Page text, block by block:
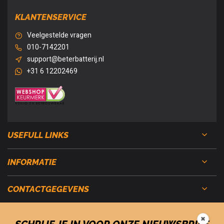
KLANTENSERVICE
Veelgestelde vragen
010-7142201
support@beterbatterij.nl
+31 6 12202469
USEFULL LINKS
INFORMATIE
CONTACTGEGEVENS
✖